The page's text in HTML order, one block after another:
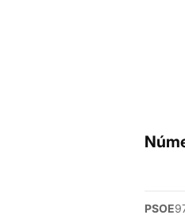
PSOE